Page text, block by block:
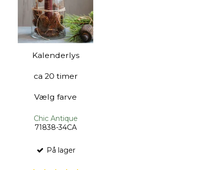
Kalenderlys
ca 20 timer
Vælg farve
Chic Antique
71838-34CA
På lager